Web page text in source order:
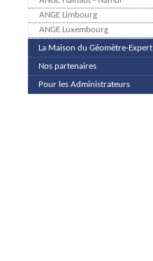
ANGE Limbourg
ANGE Luxembourg
La Maison du Géomètre-Expert
Nos partenaires
Pour les Administrateurs